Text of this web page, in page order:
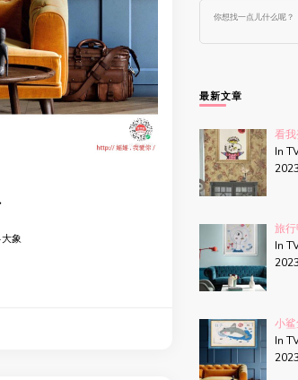
象
么
吗?
最新文章
看
In
旅
In
小
In